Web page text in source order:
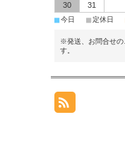
30
31
■今日 ■定休日
※発送、お問合せの
す。